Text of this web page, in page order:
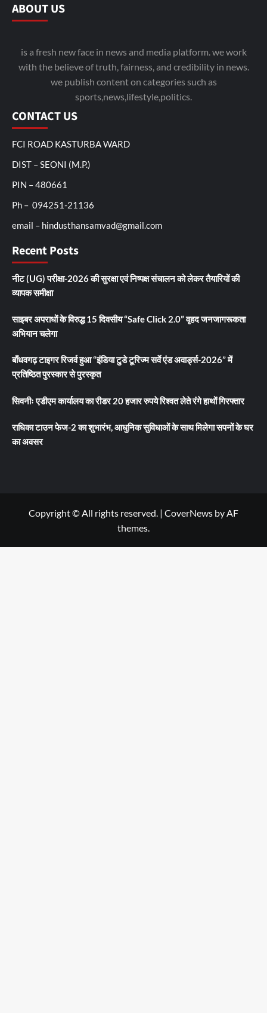
ABOUT US
is a fresh new face in news and media platform. we work
with the believe of truth, fairness, and credibility in news.
we publish content on categories such as
sports,news,lifestyle,politics.
CONTACT US
FCI ROAD KASTURBA WARD
DIST – SEONI (M.P.)
PIN – 480661
Ph – 094251-21136
email – hindusthansamvad@gmail.com
Recent Posts
नीट (UG) परीक्षा-2026 की सुरक्षा एवं निष्पक्ष संचालन को लेकर तैयारियों की
व्यापक समीक्षा
साइबर अपराधों के विरुद्ध 15 दिवसीय “Safe Click 2.0” वृहद जनजागरूकता
अभियान चलेगा
बाँधवगढ़ टाइगर रिजर्व हुआ “इंडिया टुडे टूरिज्म सर्वे एंड अवार्ड्स-2026” में
प्रतिष्ठित पुरस्कार से पुरस्कृत
सिवनीः एडीएम कार्यालय का रीडर 20 हजार रुपये रिश्वत लेते रंगे हाथों गिरफ्तार
राधिका टाउन फेज-2 का शुभारंभ, आधुनिक सुविधाओं के साथ मिलेगा सपनों के घर
का अवसर
Copyright © All rights reserved. | CoverNews by AF
themes.